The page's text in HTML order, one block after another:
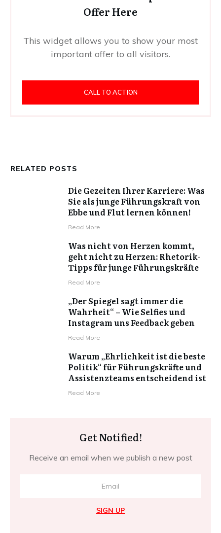
Offer Here
This widget allows you to show your most
important offer to all visitors.
CALL TO ACTION
RELATED POSTS
Die Gezeiten Ihrer Karriere: Was
Sie als junge Führungskraft von
Ebbe und Flut lernen können!
Read More
Was nicht von Herzen kommt,
geht nicht zu Herzen: Rhetorik-
Tipps für junge Führungskräfte
Read More
„Der Spiegel sagt immer die
Wahrheit“ – Wie Selfies und
Instagram uns Feedback geben
Read More
Warum „Ehrlichkeit ist die beste
Politik“ für Führungskräfte und
Assistenzteams entscheidend ist
Read More
Get Notified!
Receive an email when we publish a new post
SIGN UP